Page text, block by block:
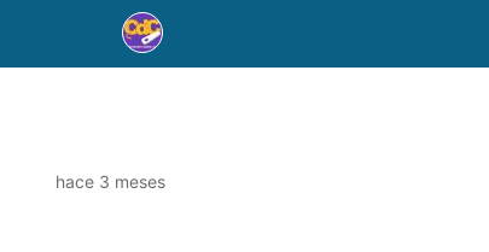
hace 3 meses